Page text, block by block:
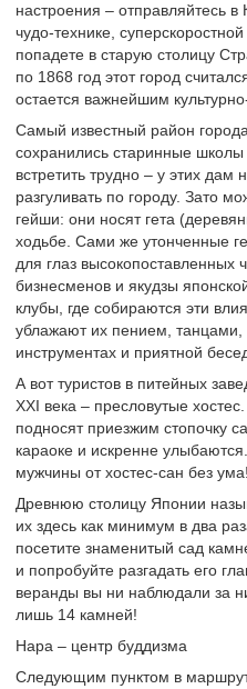
настроения – отправляйтесь
чудо-технике,
попадете в старую столицу
по 1868 год этот город
остается важнейшим
Самый известный район
сохранились старинные
встретить трудно – у этих дам
разгуливать по городу. Зато
гейши: они носят гета
ходьбе. Сами же утонченные
для глаз высокопоставленных
бизнесменов и якудзы
клубы, где собираются эти
ублажают их пением,
инструментах и приятной
А вот туристов в питейных
XXI века – пресловутые
подносят приезжим стопочку
караоке и искренне
мужчины от хостес-сан без ума!
Древнюю столицу Японии
их здесь как минимум в два
посетите знаменитый сад
и попробуйте разгадать его
веранды вы ни наблюдали за
лишь 14 камней!
Нара – центр буддизма
Следующим пунктом в